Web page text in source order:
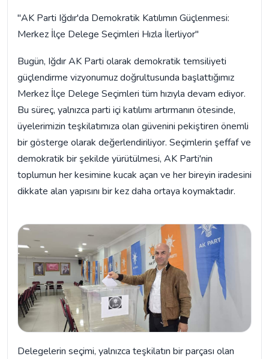
"AK Parti Iğdır'da Demokratik Katılımın Güçlenmesi:
Merkez İlçe Delege Seçimleri Hızla İlerliyor"
Bugün, Iğdır AK Parti olarak demokratik temsiliyeti
güçlendirme vizyonumuz doğrultusunda başlattığımız
Merkez İlçe Delege Seçimleri tüm hızıyla devam ediyor.
Bu süreç, yalnızca parti içi katılımı artırmanın ötesinde,
üyelerimizin teşkilatımıza olan güvenini pekiştiren önemli
bir gösterge olarak değerlendiriliyor. Seçimlerin şeffaf ve
demokratik bir şekilde yürütülmesi, AK Parti'nin
toplumun her kesimine kucak açan ve her bireyin iradesini
dikkate alan yapısını bir kez daha ortaya koymaktadır.
Delegelerin seçimi, yalnızca teşkilatın bir parçası olan